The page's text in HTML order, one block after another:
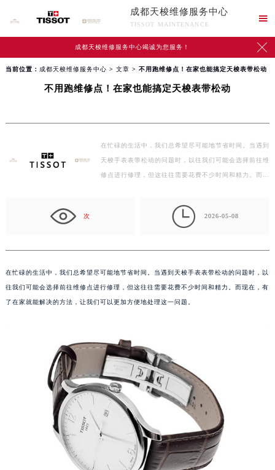
成都天梭维修服务中心
TISSOT MAINTENANCE

成都天梭维修服务中心竭诚为您服务！ 
当前位置： 成都天梭维修服务中心 > 文章 > 不用跑维修点！在家也能搞定天梭表带松动
不用跑维修点！在家也能搞定天梭表带松动
在忙碌的生活中，我们总希望尽可能地节省时间。当遇到
天梭手表表带松动的问题时，以往我们可能会选择前往维
修点进行修理，但这往往需要花费不少时间和精力。而…
次  2026-05-08
在忙碌的生活中，我们总希望尽可能地节省时间。当遇到天梭手表表带松动的问题时，以
往我们可能会选择前往维修点进行修理，但这往往需要花费不少时间和精力。而现在，有
了在家就能解决的方法，让我们可以更加方便地处理这一问题。